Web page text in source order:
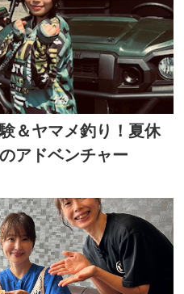
＆ヤマメ釣り！夏休
アドベンチャー